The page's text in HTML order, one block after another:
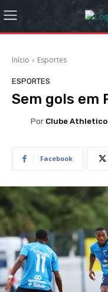
Início Esportes
ESPORTES
Sem gols em
Por Clube
Facebook